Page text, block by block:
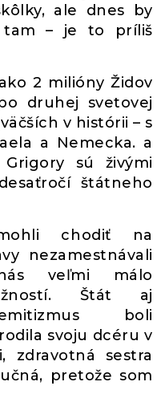
ale dnes by
tam – je to príliš
2 milióny Židov
druhej svetovej
v histórii – s
a Nemecka. a
sú živými
štátneho
chodiť na
nezamestnávali
veľmi málo
Štát aj
boli
svoju dcéru v
zdravotná sestra
pretože som